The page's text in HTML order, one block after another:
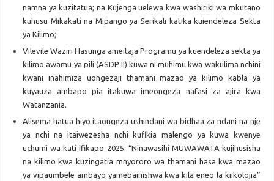
namna ya kuzitatua; na Kujenga uelewa kwa washiriki wa mkutano
kuhusu Mikakati na Mipango ya Serikali katika kuiendeleza Sekta
ya Kilimo;
Vilevile Waziri Hasunga ameitaja Programu ya kuendeleza sekta ya
kilimo awamu ya pili (ASDP II) kuwa ni muhimu kwa wakulima nchini
kwani inahimiza uongezaji thamani mazao ya kilimo kabla ya
kuyauza ambapo pia itakuwa imeongeza nafasi za ajira kwa
Watanzania.
Alisema hatua hiyo itaongeza ushindani wa bidhaa za ndani na nje
ya nchi na itaiwezesha nchi kufikia malengo ya kuwa kwenye
uchumi wa kati ifikapo 2025. “Ninawasihi MUWAWATA kujihusisha
na kilimo kwa kuzingatia mnyororo wa thamani hasa kwa mazao
ya vipaumbele ambayo yamebainishwa kwa kila eneo la kiikolojia”